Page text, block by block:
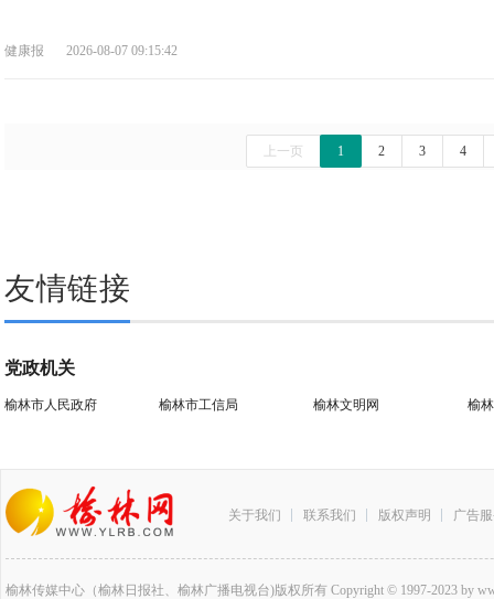
健康报 2026-08-07 09:15:42
上一页 1 2 3 4
友情链接
党政机关
榆林市人民政府 榆林市工信局 榆林文明网 榆
关于我们 联系我们 版权声明 广告
榆林传媒中心（榆林日报社、榆林广播电视台)版权所有 Copyright © 1997-2023 by